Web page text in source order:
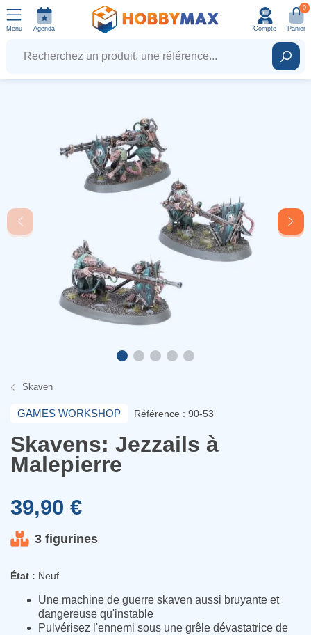
Menu Agenda Compte
0
Panier
Recherchez un produit, une référence...
Skaven
GAMES WORKSHOP Référence : 90-53
Skavens: Jezzails à
Malepierre
39,90 €
3 figurines
État : Neuf
Une machine de guerre skaven aussi bruyante et
dangereuse qu'instable
Pulvérisez l'ennemi sous une grêle dévastatrice de